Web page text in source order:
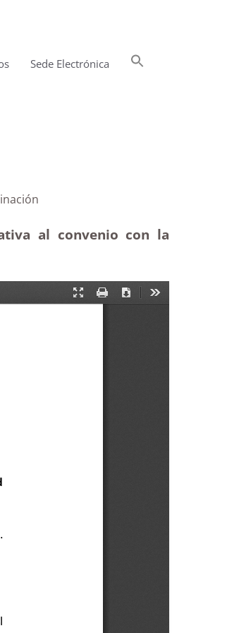
Sede Electrónica
al convenio con la